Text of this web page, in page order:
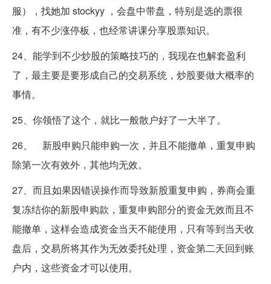
服），找她加 stockyy ，会盘中带盘，特别是选的票很
准，有不少涨停板，也经常讲课分享股票知识。
24、能学到不少炒股的策略技巧的，我现在也解套盈利
了，最主要是要形成自己的交易系统，炒股要做大概率的
事情。
25、你领悟了这个，就比一般散户好了一大半了。
26、 新股申购只能申购一次，并且不能撤单，重复申购
除第一次有效外，其他均无效。
27、而且如果因错误操作而导致新股重复申购，券商会重
复冻结你的新股申购款，重复申购部分的资金无效而且不
能撤单，这样会造成资金当天不能使用，只有等到当天收
盘后，交易所将其作为无效委托处理，资金第二天回到账
户内，这些资金才可以使用。